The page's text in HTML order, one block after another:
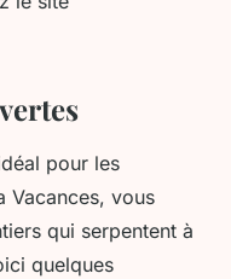
pour les
Vacances, vous
qui serpentent à
quelques